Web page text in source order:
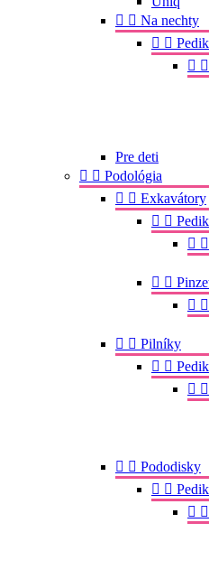
  Na nechty
 
 
Pre deti
  Podológia
  Exkavátory
 
 
 
 
  Pilníky
 
 
  Pododisky
 
 